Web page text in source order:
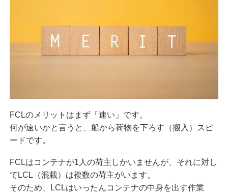
FCLのメリットはまず「速い」です。
何が速いかと言うと、船から荷物を下ろす（搬入）スピ
ードです。
FCLはコンテナが1人の荷主しかいませんが、それに対し
てLCL（混載）は複数の荷主がいます。
そのため、LCLはいったんコンテナの中身を出す作業